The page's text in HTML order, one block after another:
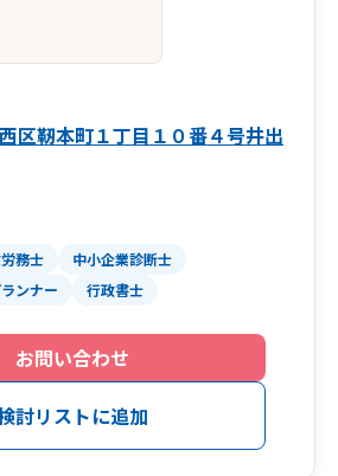
区靭本町１丁目１０番４号井出
務士
中小企業診断士
ンナー
行政書士
お問い合わせ
討リストに追加